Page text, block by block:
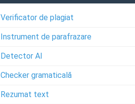
Verificator de plagiat
Instrument de parafrazare
Detector AI
Checker gramaticală
Rezumat text